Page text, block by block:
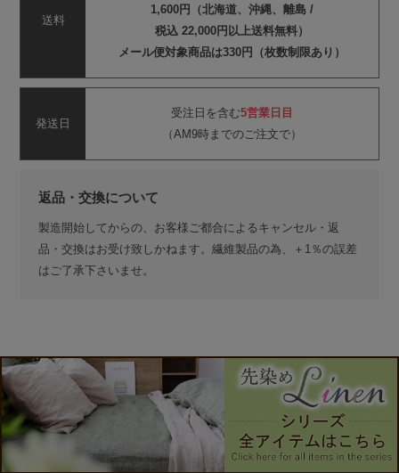
送料
1,600円（北海道、沖縄、離島 /
税込 22,000円以上送料無料）
メール便対象商品は330円（枚数制限あり）
発送日
受注日を含む5営業日目
（AM9時までのご注文で）
返品・交換について
製造開始してからの、お客様ご都合によるキャンセル・返
品・交換はお受け致しかねます。繊維製品の為、＋1％の誤差
はご了承下さいませ。